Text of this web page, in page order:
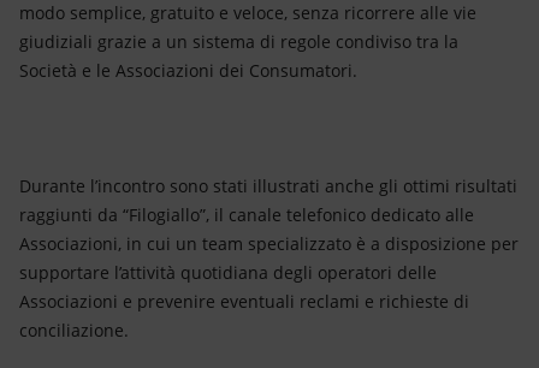
modo semplice, gratuito e veloce, senza ricorrere alle vie
giudiziali grazie a un sistema di regole condiviso tra la
Società e le Associazioni dei Consumatori.
Durante l’incontro sono stati illustrati anche gli ottimi risultati
raggiunti da “Filogiallo”, il canale telefonico dedicato alle
Associazioni, in cui un team specializzato è a disposizione per
supportare l’attività quotidiana degli operatori delle
Associazioni e prevenire eventuali reclami e richieste di
conciliazione.